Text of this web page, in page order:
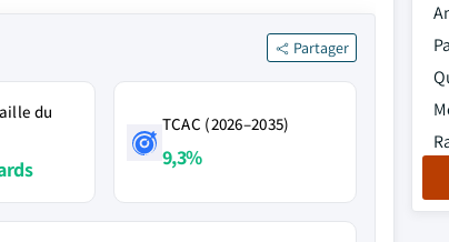
Partager
du
TCAC (2026–2035)
9,3%